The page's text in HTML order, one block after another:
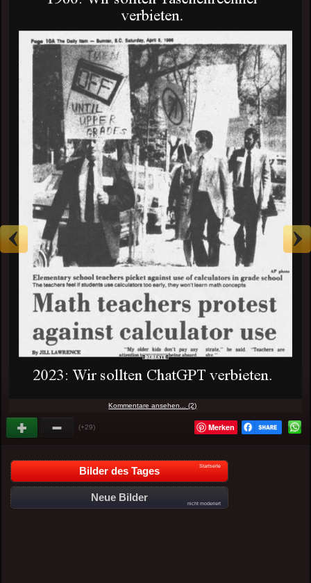
Kommentare ansehen... (2)
(+29) Merken
Bilder des Tages Startseite
Neue Bilder
nicht moderiert